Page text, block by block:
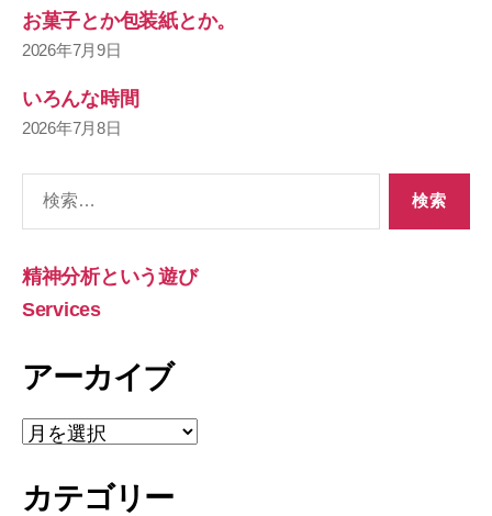
お菓子とか包装紙とか。
2026年7月9日
いろんな時間
2026年7月8日
象:
精神分析という遊び
Services
アーカイブ
ア
ー
イ
カテゴリー